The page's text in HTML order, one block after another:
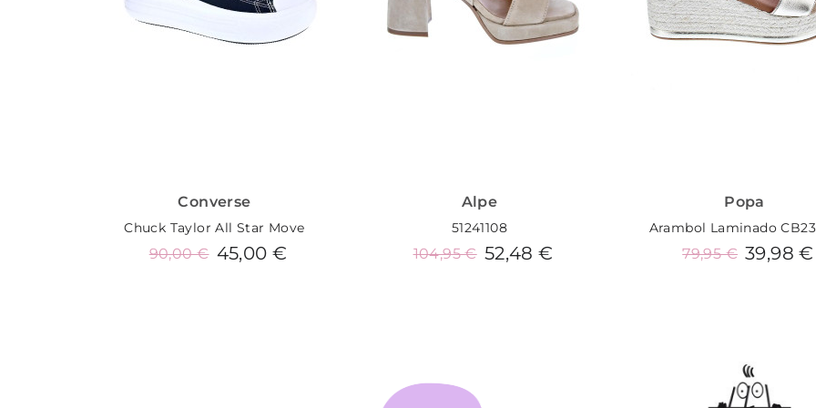
Converse
Chuck Taylor All Star Move
45,00 €
90,00 €
Alpe
51241108
52,48 €
104,95 €
Popa
Arambol Laminado
39,98 €
79,95 €